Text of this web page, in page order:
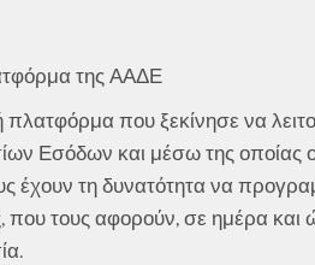
της ΑΑΔΕ
που ξεκίνησε να
Εσόδων και μέσω της οποίας
έχουν τη δυνατότητα να
που τους αφορούν, σε ημέρα και